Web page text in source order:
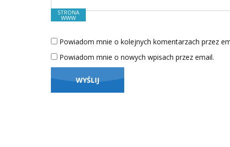
STRONA
WWW
Powiadom mnie o kolejnych komentarzach przez
Powiadom mnie o nowych wpisach przez email.